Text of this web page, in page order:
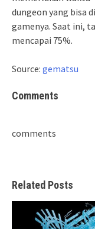
dungeon yang bisa
gamenya. Saat ini,
mencapai 75%.
Source: gematsu
Comments
comments
Related Posts